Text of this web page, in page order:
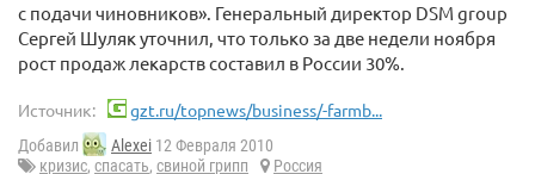
с подачи чиновников». Генеральный директор DSM group
Сергей Шуляк уточнил, что только за две недели ноября
рост продаж лекарств составил в России 30%.
Источник: gzt.ru/topnews/business/-farmb...
Добавил Alexei 12 Февраля 2010
кризис, спасать, свиной грипп
Россия